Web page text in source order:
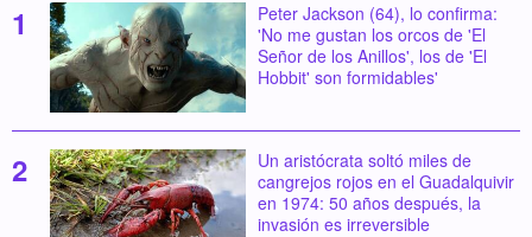
Peter Jackson (64), lo confirma:
'No me gustan los orcos de 'El
Señor de los Anillos', los de 'El
Hobbit' son formidables'
Un aristócrata soltó miles de
cangrejos rojos en el Guadalquivir
en 1974: 50 años después, la
invasión es irreversible